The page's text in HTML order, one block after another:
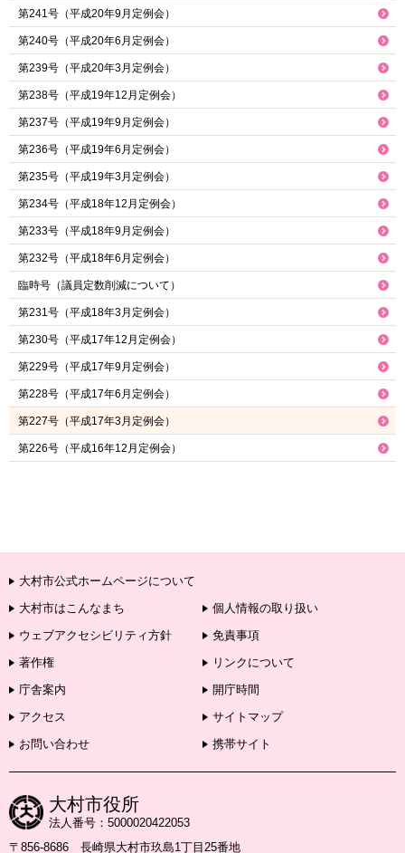
第241号（平成20年9月定例会）
第240号（平成20年6月定例会）
第239号（平成20年3月定例会）
第238号（平成19年12月定例会）
第237号（平成19年9月定例会）
第236号（平成19年6月定例会）
第235号（平成19年3月定例会）
第234号（平成18年12月定例会）
第233号（平成18年9月定例会）
第232号（平成18年6月定例会）
臨時号（議員定数削減について）
第231号（平成18年3月定例会）
第230号（平成17年12月定例会）
第229号（平成17年9月定例会）
第228号（平成17年6月定例会）
第227号（平成17年3月定例会）
第226号（平成16年12月定例会）
大村市公式ホームページについて
大村市はこんなまち
個人情報の取り扱い
ウェブアクセシビリティ方針
免責事項
著作権
リンクについて
庁舎案内
開庁時間
アクセス
サイトマップ
お問い合わせ
携帯サイト
大村市役所
法人番号：5000020422053
〒856-8686 長崎県大村市玖島1丁目25番地